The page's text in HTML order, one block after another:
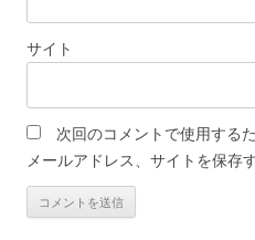
サイト
次回のコメントで使用する
メールアドレス、サイトを保存す